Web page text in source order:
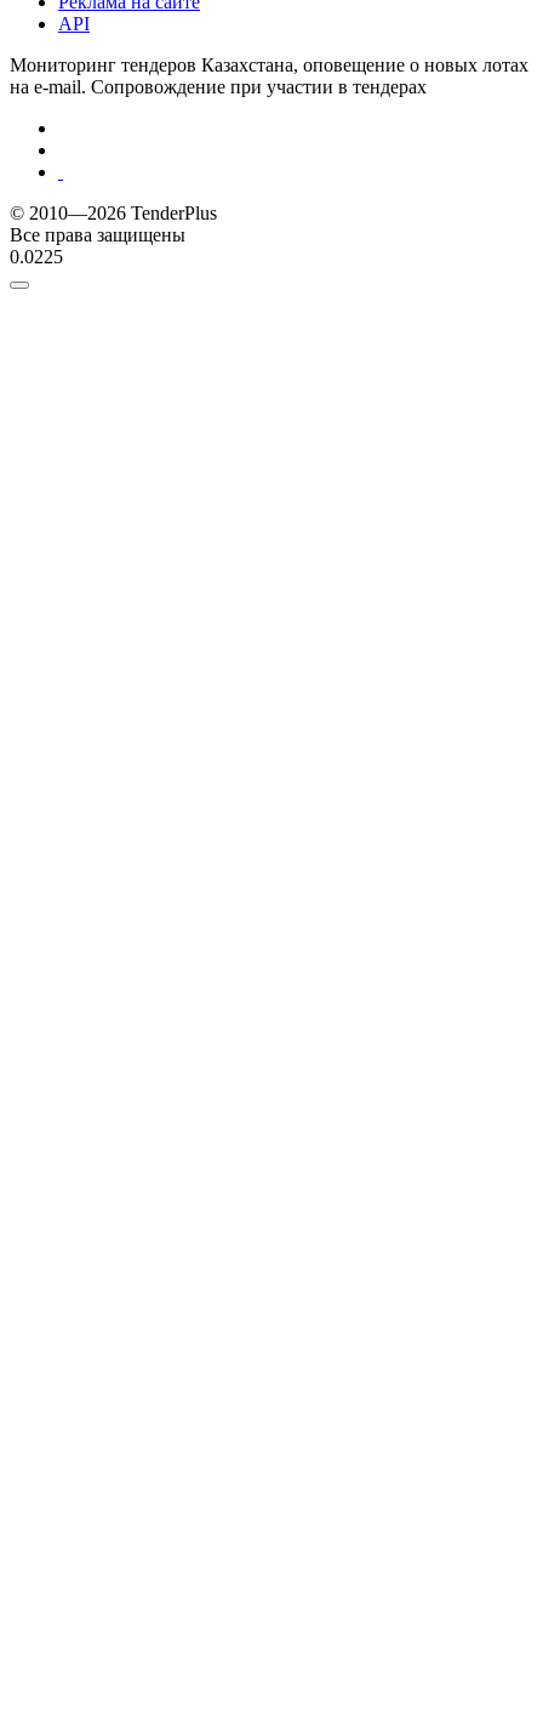
API
Мониторинг тендеров Казахстана, оповещение о новых лотах
на e-mail. Сопровождение при участии в тендерах
© 2010—2026 TenderPlus
Все права защищены
0.0225